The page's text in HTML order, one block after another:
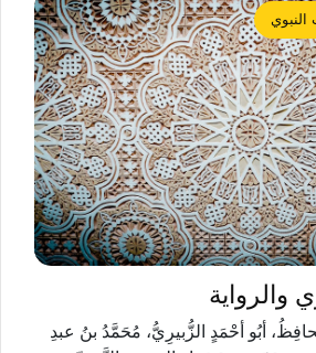
النبوي
والرواية
أبُو أحْمَدٍ الزُّبيرِيُّ، مُحَمَّدُ بنُ عبدِ